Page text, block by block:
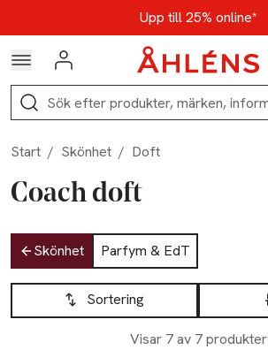
Hoppa till navigationsmenynUpp till 25% online*
Kod: AUG25 - Shoppa nu
Logga in
Sök
Start / Skönhet / Doft
Coach doft
Hoppa till produktsidan
Skönhet
Parfym & EdT
Hoppa till produktsidan
Sortering
Visar 7 av 7 produkter
Lista över produkter